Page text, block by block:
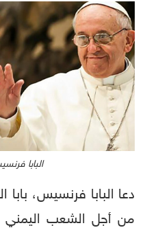
البابا
دعا البابا فرنسيس، بابا
من أجل الشعب اليمني